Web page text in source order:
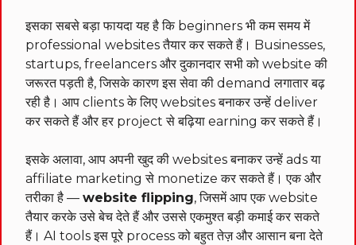
इसका सबसे बड़ा फायदा यह है कि beginners भी कम समय में
professional websites तैयार कर सकते हैं। Businesses,
startups, freelancers और दुकानदार सभी को website की
जरूरत पड़ती है, जिसके कारण इस सेवा की demand लगातार बढ़
रही है। आप clients के लिए websites बनाकर उन्हें deliver
कर सकते हैं और हर project से बढ़िया earning कर सकते हैं।
इसके अलावा, आप अपनी खुद की websites बनाकर उन्हें ads या
affiliate marketing से monetize कर सकते हैं। एक और
तरीका है — website flipping, जिसमें आप एक website
तैयार करके उसे बेच देते हैं और उससे एकमुश्त बड़ी कमाई कर सकते
हैं। AI tools इस पूरे process को बहुत तेज़ और आसान बना देते